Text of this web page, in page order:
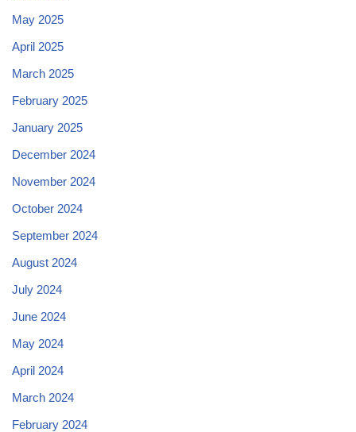
May 2025
April 2025
March 2025
February 2025
January 2025
December 2024
November 2024
October 2024
September 2024
August 2024
July 2024
June 2024
May 2024
April 2024
March 2024
February 2024